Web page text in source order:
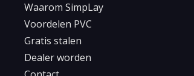
Waarom SimpLay
Voordelen PVC
Gratis stalen
Dealer worden